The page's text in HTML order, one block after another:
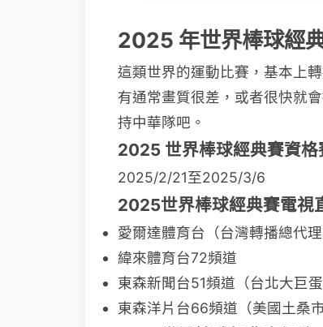
2025 年世界棒球經
這類世界的運動比賽，基本上
有通常畫質很差，或者很快就
持中華隊吧。
2025 世界棒球經典賽資格
2025/2/21至2025/3/6
2025世界棒球經典賽電視
愛爾達體育台（台灣轉播總代理
緯來體育台72頻道
東森新聞台51頻道（台北大巨蛋
東森洋片台66頻道（美國土桑市